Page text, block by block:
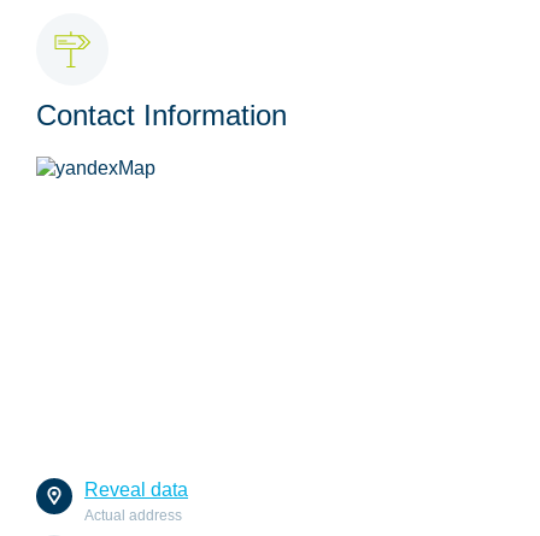
Contact Information
Reveal data
Actual address